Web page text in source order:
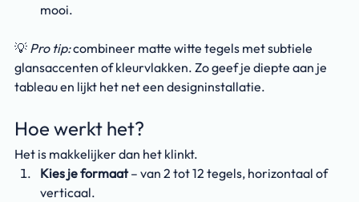
mooi.
💡 Pro tip: combineer matte witte tegels met subtiele
glansaccenten of kleurvlakken. Zo geef je diepte aan je
tableau en lijkt het net een designinstallatie.
Hoe werkt het?
Het is makkelijker dan het klinkt.
Kies je formaat – van 2 tot 12 tegels, horizontaal of
verticaal.